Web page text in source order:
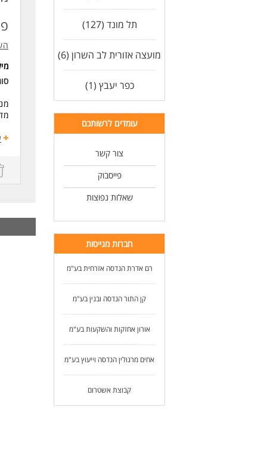
תל מונד (127)
מועצה אזורית לב השרון (6)
כפר יעבץ (1)
עומדים לרשותכם
צור קשר
פייסבוק
שאלות נפוצות
חברות מגייסות
רם אדרת הנדסה אזרחית בע"מ
קן התור הנדסה ובנין בע"מ
אורון אחזקות והשקעות בע"מ
אחים מרגולין הנדסה וייעוץ בע"מ
קבוצת אשטרום